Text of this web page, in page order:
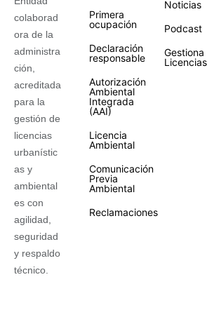
colaborad
ora de la
administra
ción,
acreditada
para la
gestión de
licencias
urbanístic
as y
ambiental
es con
agilidad,
seguridad
y respaldo
técnico.
Primera
ocupación
Declaración
responsable
Autorización
Ambiental
Integrada
(AAI)
Licencia
Ambiental
Comunicación
Previa
Ambiental
Reclamaciones
Noticias
Podcast
Gestiona
Licencias